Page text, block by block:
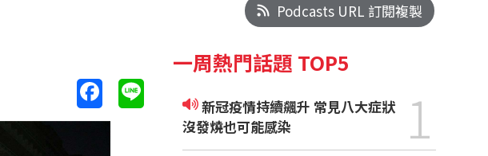
Podcasts URL 訂閱複製
一周熱門話題 TOP5
新冠疫情持續飆升 常見八大症狀
沒發燒也可能感染
1